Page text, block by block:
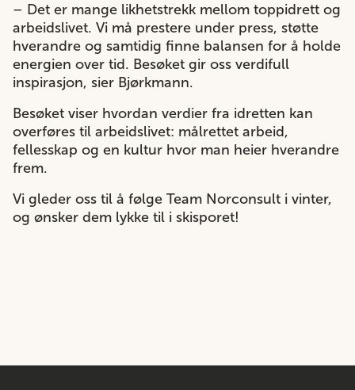
– Det er mange likhetstrekk mellom toppidrett og
arbeidslivet. Vi må prestere under press, støtte
hverandre og samtidig finne balansen for å holde
energien over tid. Besøket gir oss verdifull
inspirasjon, sier Bjørkmann.
Besøket viser hvordan verdier fra idretten kan
overføres til arbeidslivet: målrettet arbeid,
fellesskap og en kultur hvor man heier hverandre
frem.
Vi gleder oss til å følge Team Norconsult i vinter,
og ønsker dem lykke til i skisporet!